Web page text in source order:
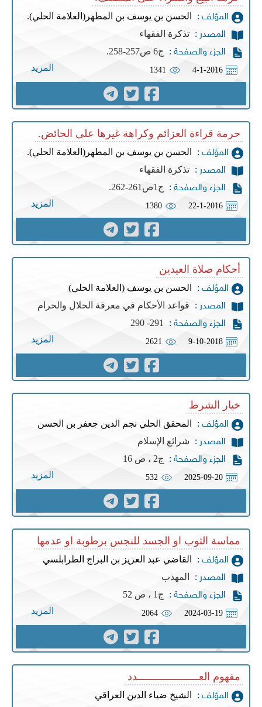
المؤلف : الحسن بن يوسف بن المطهر(العلامة الحلي).
المصدر : تذكرة الفقهاء
الجزء والصفحة : ج6 ص257-258.
4-1-2016
1341 المزيد
حرمة قراءة العزائم وكراهة غيرها على الحائض.
المؤلف : الحسن بن يوسف بن المطهر(العلامة الحلي).
المصدر : تذكرة الفقهاء
الجزء والصفحة : ج1ص261-262.
22-1-2016
1380 المزيد
أحكام صلاة العيدين
المؤلف : الحسن بن يوسف (العلامة الحلي)
المصدر : قواعد الأحكام في معرفة الحلال والحرام
الجزء والصفحة : 291- 290
9-10-2018
2621 المزيد
خيار الشرط
المؤلف : المحقق الحلي نجم الدين جعفر بن الحسن
المصدر : شرائع الإسلام
الجزء والصفحة : ج2 ، ص 16
2025-09-20
532 المزيد
مماسة الثوب او الجسد للنجس برطوبة او عدمها
المؤلف : القاضي عبد العزيز بن البراج الطرابلسي
المصدر : المهذب
الجزء والصفحة : ج1 ، ص 52
2024-03-19
2064 المزيد
مفهوم العـــــــــــــــــــــدد
المؤلف : الشيخ ضياء الدين العراقي